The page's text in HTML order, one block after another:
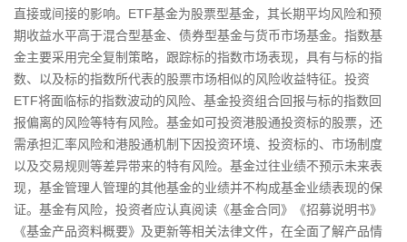
直接或间接的影响。ETF基金为股票型基金，其长期平均风险和预
期收益水平高于混合型基金、债券型基金与货币市场基金。指数基
金主要采用完全复制策略，跟踪标的指数市场表现，具有与标的指
数、以及标的指数所代表的股票市场相似的风险收益特征。投资
ETF将面临标的指数波动的风险、基金投资组合回报与标的指数回
报偏离的风险等特有风险。基金如可投资港股通投资标的股票，还
需承担汇率风险和港股通机制下因投资环境、投资标的、市场制度
以及交易规则等差异带来的特有风险。基金过往业绩不预示未来表
现，基金管理人管理的其他基金的业绩并不构成基金业绩表现的保
证。基金有风险，投资者应认真阅读《基金合同》《招募说明书》
《基金产品资料概要》及更新等相关法律文件，在全面了解产品情